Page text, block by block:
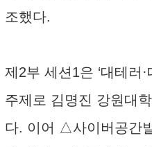
조했다.
제2부 세션1은 ‘대테러
주제로 김명진 강원대
다. 이어 △사이버공간